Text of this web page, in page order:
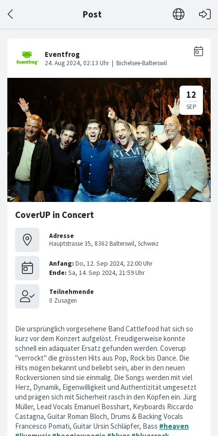
Post
CoverUP in Concert
Adresse
Hauptstrasse 35, 8362 Balterswil, Schweiz
Die ursprünglich vorgesehene Band Cattlefood hat sich so
kurz vor dem Konzert aufgelöst. Freudigerweise konnte
schnell ein adäquater Ersatz gefunden werden. Coverup
"verrockt" die grössten Hits aus Pop, Rock bis Dance. Die
Hits mögen bekannt und beliebt sein, aber in den neuen
Rockversionen sind sie einmalig. Die Songs werden mit viel
Herz, Dynamik, Eigenwilligkeit und Authentizität umgesetzt
und prägen sich mit Sicherheit rasch in den Köpfen ein. Jürg
Müller, Lead Vocals Emanuel Bosshart, Keyboards Riccardo
Castagna, Guitar Roman Bloch, Drums & Backing Vocals
Francesco Pomati, Guitar Ursin Schläpfer, Bass #heaven